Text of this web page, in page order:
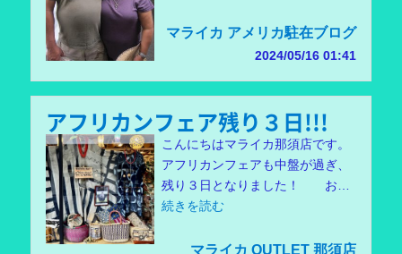
マライカ アメリカ駐在ブログ
2024/05/16 01:41
アフリカンフェア残り３日!!!
こんにちはマライカ那須店です。
アフリカンフェアも中盤が過ぎ、
残り３日となりました！ お…
続きを読む
マライカ OUTLET 那須店